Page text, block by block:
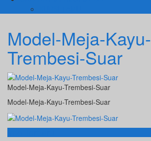
Model-Meja-Kayu-
Trembesi-Suar
Model-Meja-Kayu-Trembesi-Suar
Model-Meja-Kayu-Trembesi-Suar
Info Terbaru